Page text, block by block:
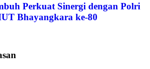
Perkuat Sinergi dengan Polri
Bhayangkara ke-80